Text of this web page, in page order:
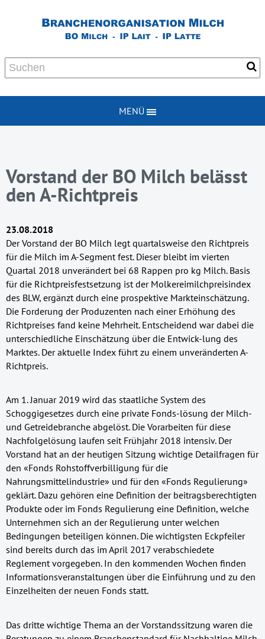
MENÜ
Vorstand der BO Milch belässt
den A-Richtpreis
23.08.2018
Der Vorstand der BO Milch legt quartalsweise den Richtpreis
für die Milch im A-Segment fest. Dieser bleibt im vierten
Quartal 2018 unverändert bei 68 Rappen pro kg Milch. Basis
für die Richtpreisfestsetzung ist der Molkereimilchpreisindex
des BLW, ergänzt durch eine prospektive Markteinschätzung.
Die Forderung der Produzenten nach einer Erhöhung des
Richtpreises fand keine Mehrheit. Entscheidend war dabei die
unterschiedliche Einschätzung über die Entwick-lung des
Marktes. Der aktuelle Index führt zu einem unveränderten A-
Richtpreis.
Am 1. Januar 2019 wird das staatliche System des
Schoggigesetzes durch eine private Fonds-lösung der Milch-
und Getreidebranche abgelöst. Die Vorarbeiten für diese
Nachfolgelösung laufen seit Frühjahr 2018 intensiv. Der
Vorstand hat an der heutigen Sitzung wichtige Detailfragen für
den «Fonds Rohstoffverbilligung für die
Nahrungsmittelindustrie» und für den «Fonds Regulierung»
geklärt. Dazu gehören eine Definition der beitragsberechtigten
Produkte oder im Fonds Regulierung eine Definition, welche
Unternehmen sich an der Regulierung unter welchen
Bedingungen beteiligen können. Die wichtigsten Eckpfeiler
sind bereits durch das im April 2017 verabschiedete
Reglement vorgegeben. In den kommenden Wochen finden
Informationsveranstaltungen über die Einführung und zu den
Einzelheiten der neuen Fonds statt.
Das dritte wichtige Thema an der Vorstandssitzung waren die